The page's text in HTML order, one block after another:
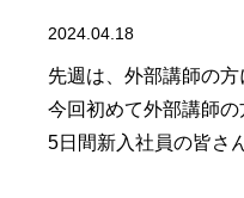
2024.04.18
先週は、外部講師の
今回初めて外部講師
5日間新入社員の皆さ